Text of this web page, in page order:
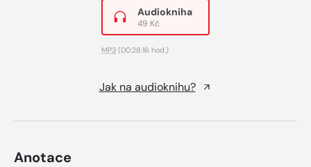
Audiokniha
49 Kč
MP3 (00:28:16 hod.)
Jak na audioknihu?
Anotace